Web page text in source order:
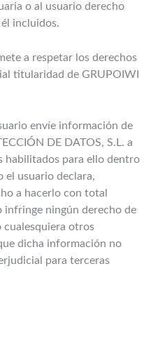
o al usuario derecho
incluidos.
a respetar los derechos
titularidad de GRUPOIWI
envíe información de
DE DATOS, S.L. a
habilitados para ello dentro
el usuario declara,
a hacerlo con total
infringe ningún derecho de
otros
dicha información no
para terceras